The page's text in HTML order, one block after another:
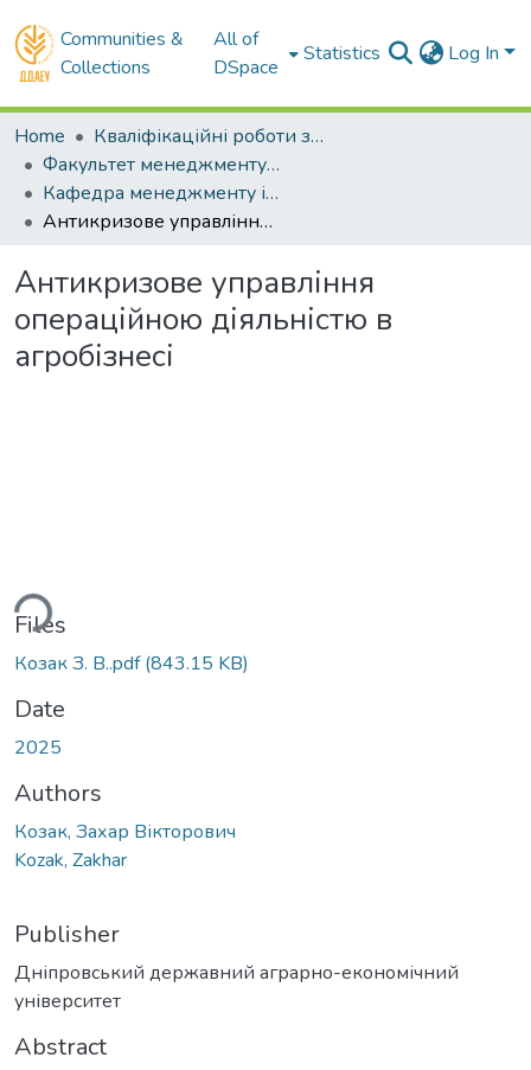
Communities &
Collections
All of
DSpace
Statistics Log In
Home
Кваліфікаційні роботи здобувачів вищої освіти
Факультет менеджменту і маркетингу
Кафедра менеджменту і права. Бакалаври
Антикризове управління операційною діяльністю в агробізнесі
Антикризове управління
операційною діяльністю в
агробізнесі
Files
Козак З. В..pdf(843.15 KB)
Date
2025
Authors
Козак, Захар Вікторович
Kozak, Zakhar
Publisher
Дніпровський державний аграрно-економічний
університет
Abstract